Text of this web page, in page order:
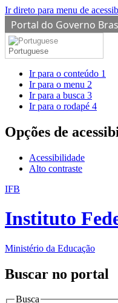
Ir direto para menu de
Portal do Governo
Portuguese
Ir para o conteúdo 1
Ir para o menu 2
Ir para a busca 3
Ir para o rodapé 4
Opções de
Acessibilidade
Alto contraste
IFB
Instituto
Ministério da Educação
Buscar no portal
Busca